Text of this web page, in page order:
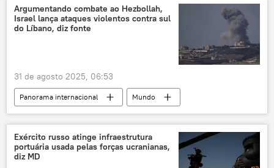
Vladimir Putin
Federação da Rússia
Estados Unidos
Ucrânia
OTAN
Argumentando combate ao Hezbollah,
Israel lança ataques violentos contra sul
do Líbano, diz fonte
31 de agosto 2025, 06:53
Panorama internacional
Mundo
Líbano
Israel
Hezbollah
Exército
Oriente Médio e África
ataque
bombardeio conflito
Exército russo atinge infraestrutura
portuária usada pelas forças ucranianas,
diz MD